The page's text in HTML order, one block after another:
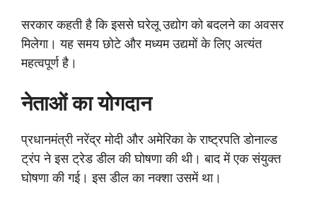
सरकार कहती है कि इससे घरेलू उद्योग को बदलने का अवसर
मिलेगा। यह समय छोटे और मध्यम उद्यमों के लिए अत्यंत
महत्वपूर्ण है।
नेताओं का योगदान
प्रधानमंत्री नरेंद्र मोदी और अमेरिका के राष्ट्रपति डोनाल्ड
ट्रंप ने इस ट्रेड डील की घोषणा की थी। बाद में एक संयुक्त
घोषणा की गई। इस डील का नक्शा उसमें था।